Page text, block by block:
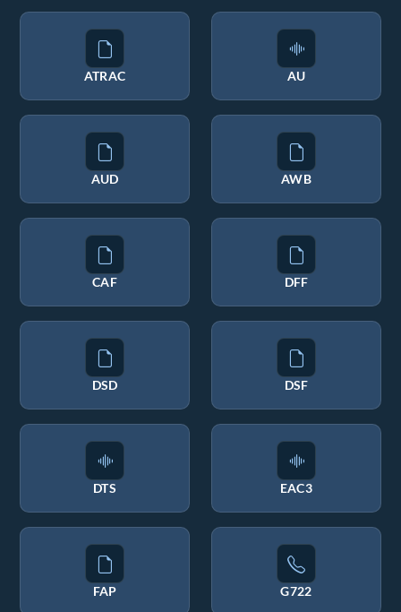
ATRAC AU
AUD AWB
CAF DFF
DSD DSF
DTS EAC3
FAP G722